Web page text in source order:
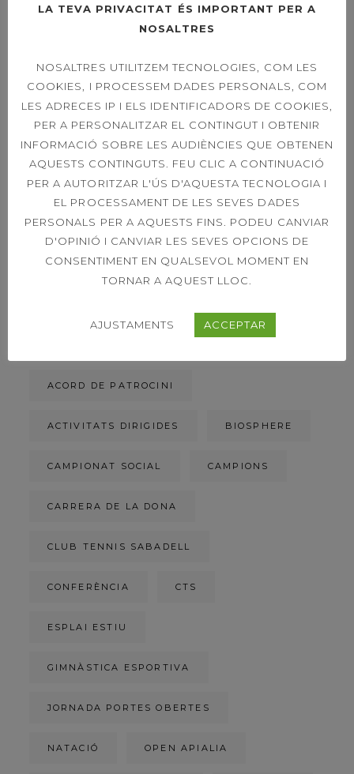
DIUMENGE LA FINAL
A LES 11H
OPEN LEXUS
SABADELL – ORDER
OF PLAY SINGLES &
DOUBLES 21ST
39È CONCURS
CAPVESPRE DE
ETIQUETES
ACORD DE PATROCINI
ACTIVITATS DIRIGIDES BIOSPHERE
CAMPIONAT SOCIAL CAMPIONS
CARRERA DE LA DONA
CLUB TENNIS SABADELL
CONFERÈNCIA CTS
ESPLAI ESTIU
GIMNÀSTICA ESPORTIVA
JORNADA PORTES OBERTES
NATACIÓ OPEN APIALIA
LA TEVA PRIVACITAT ÉS IMPORTANT PER A
NOSALTRES
NOSALTRES UTILITZEM TECNOLOGIES, COM LES
COOKIES, I PROCESSEM DADES PERSONALS, COM
LES ADRECES IP I ELS IDENTIFICADORS DE COOKIES,
PER A PERSONALITZAR EL CONTINGUT I OBTENIR
INFORMACIÓ SOBRE LES AUDIÈNCIES QUE OBTENEN
AQUESTS CONTINGUTS. FEU CLIC A CONTINUACIÓ
PER A AUTORITZAR L'ÚS D'AQUESTA TECNOLOGIA I
EL PROCESSAMENT DE LES SEVES DADES
PERSONALS PER A AQUESTS FINS. PODEU CANVIAR
D'OPINIÓ I CANVIAR LES SEVES OPCIONS DE
CONSENTIMENT EN QUALSEVOL MOMENT EN
TORNAR A AQUEST LLOC.
AJUSTAMENTS ACCEPTAR